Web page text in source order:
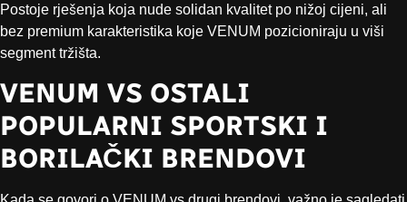
Postoje rješenja koja nude solidan kvalitet po nižoj cijeni, ali
bez premium karakteristika koje VENUM pozicioniraju u viši
segment tržišta.
VENUM VS OSTALI
POPULARNI SPORTSKI I
BORILAČKI BRENDOVI